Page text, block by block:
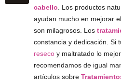
cabello . Los productos
ayudan mucho en mejorar
son milagrosos. Los
constancia y dedicación. Si
reseco y maltratado lo
recomendamos de igual
artículos sobre